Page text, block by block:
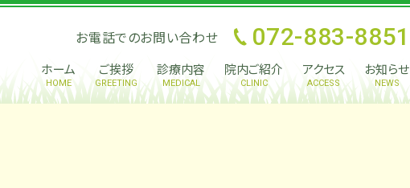
お電話でのお問い合わせ 072-883-8851
ホーム
HOME
ご挨拶
GREETING
診療内容
MEDICAL
院内ご紹介
CLINIC
アクセス
ACCESS
お知らせ
NEWS